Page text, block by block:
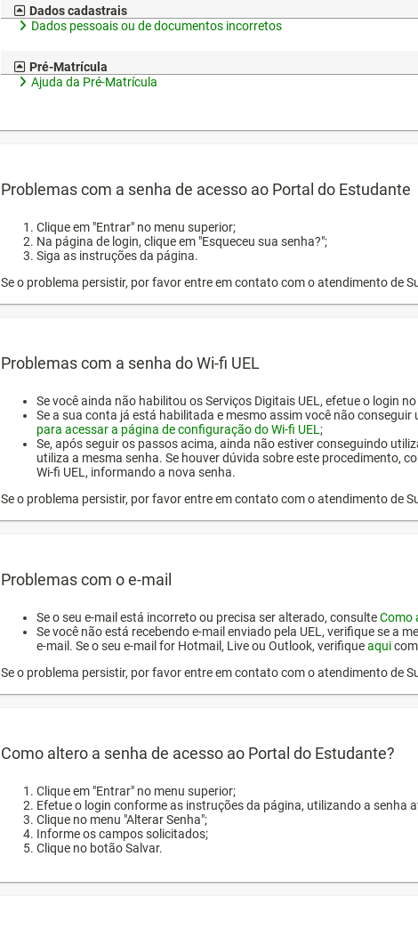
Dados cadastrais
Dados pessoais ou de documentos incorretos
Pré-Matrícula
Ajuda da Pré-Matrícula
Problemas com a senha de acesso ao Portal do Estudante
Clique em "Entrar" no menu superior;
Na página de login, clique em "Esqueceu sua senha?";
Siga as instruções da página.
Se o problema persistir, por favor entre em contato com o atendimento de
Problemas com a senha do Wi-fi UEL
Se você ainda não habilitou os Serviços Digitais UEL, efetue o login
Se a sua conta já está habilitada e mesmo assim você não
para acessar a página de configuração do Wi-fi UEL ;
Se, após seguir os passos acima, ainda não estiver conseguindo
utiliza a mesma senha. Se houver dúvida sobre este procedimento,
Wi-fi UEL, informando a nova senha.
Se o problema persistir, por favor entre em contato com o atendimento de
Problemas com o e-mail
Se o seu e-mail está incorreto ou precisa ser alterado, consulteComo
Se você não está recebendo e-mail enviado pela UEL, verifique se a
e-mail. Se o seu e-mail for Hotmail, Live ou Outlook, verifiqueaqui
Se o problema persistir, por favor entre em contato com o atendimento de
Como altero a senha de acesso ao Portal do Estudante?
Clique em "Entrar" no menu superior;
Efetue o login conforme as instruções da página, utilizando a senha
Clique no menu "Alterar Senha";
Informe os campos solicitados;
Clique no botão Salvar.